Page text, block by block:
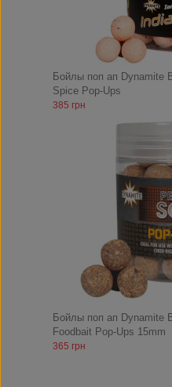
Бойлы поп ап Dynamite
Spice Pop-Ups
385 грн
Бойлы поп ап Dynamite
Foodbait Pop-Ups 15mm
365 грн